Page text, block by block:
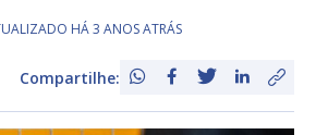
HÁ 3 ANOS ATRÁS
Compartilhe: